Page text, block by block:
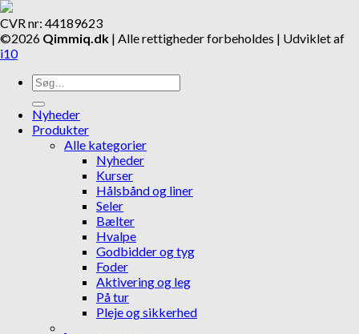
CVR nr: 44189623
©2026 Qimmiq.dk | Alle rettigheder forbeholdes | Udviklet af
i10
Søg
efter:
Nyheder
Produkter
Alle kategorier
Nyheder
Kurser
Hålsbånd og liner
Seler
Bælter
Hvalpe
Godbidder og tyg
Foder
Aktivering og leg
På tur
Pleje og sikkerhed